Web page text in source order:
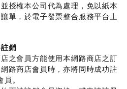
授權本公司代為處理，免以紙本
單，於電子發票整合服務平台上
銷
之會員方能使用本網路商店之訂
路商店會員時，亦將同時成功註
。